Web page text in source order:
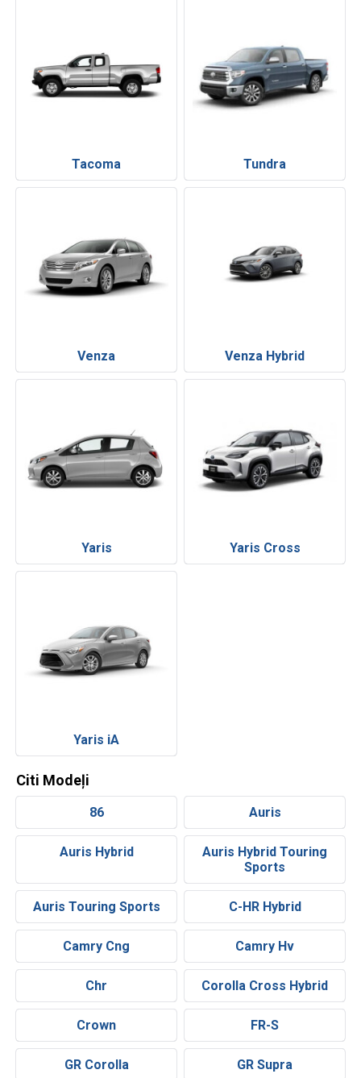
Tacoma Tundra
Venza Venza Hybrid
Yaris Yaris Cross
Yaris iA
Citi Modeļi
86 Auris
Auris Hybrid
Auris Hybrid Touring
Sports
Auris Touring Sports C-HR Hybrid
Camry Cng Camry Hv
Chr Corolla Cross Hybrid
Crown FR-S
GR Corolla GR Supra